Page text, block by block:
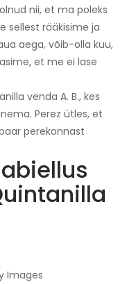
nii, et ma poleks
sellest rääkisime ja
aega, võib-olla kuu,
et me ei lase
venda A. B., kes
Perez ütles, et
perekonnast
Images